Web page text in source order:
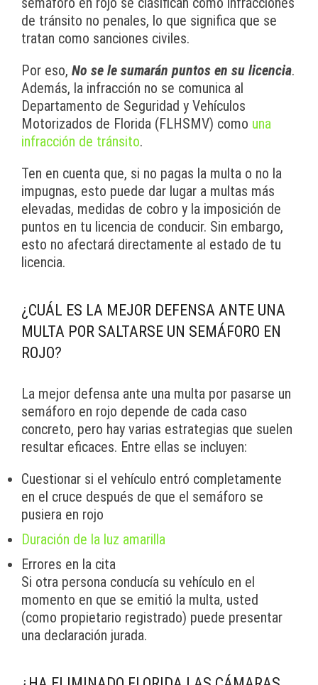
de tránsito no penales, lo que significa que se
tratan como sanciones civiles.
Por eso, No se le sumarán puntos en su licencia.
Además, la infracción no se comunica al
Departamento de Seguridad y Vehículos
Motorizados de Florida (FLHSMV) como una
infracción de tránsito.
Ten en cuenta que, si no pagas la multa o no la
impugnas, esto puede dar lugar a multas más
elevadas, medidas de cobro y la imposición de
puntos en tu licencia de conducir. Sin embargo,
esto no afectará directamente al estado de tu
licencia.
¿CUÁL ES LA MEJOR DEFENSA ANTE UNA
MULTA POR SALTARSE UN SEMÁFORO EN
ROJO?
La mejor defensa ante una multa por pasarse un
semáforo en rojo depende de cada caso
concreto, pero hay varias estrategias que suelen
resultar eficaces. Entre ellas se incluyen:
Cuestionar si el vehículo entró completamente
en el cruce después de que el semáforo se
pusiera en rojo
Duración de la luz amarilla
Errores en la cita
Si otra persona conducía su vehículo en el
momento en que se emitió la multa, usted
(como propietario registrado) puede presentar
una declaración jurada.